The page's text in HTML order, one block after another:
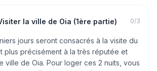
la ville de Oia (1ère partie) 0/3
jours seront consacrés à la visite du
plus précisément à la très réputée et
ville de Oia. Pour loger ces 2 nuits, vous